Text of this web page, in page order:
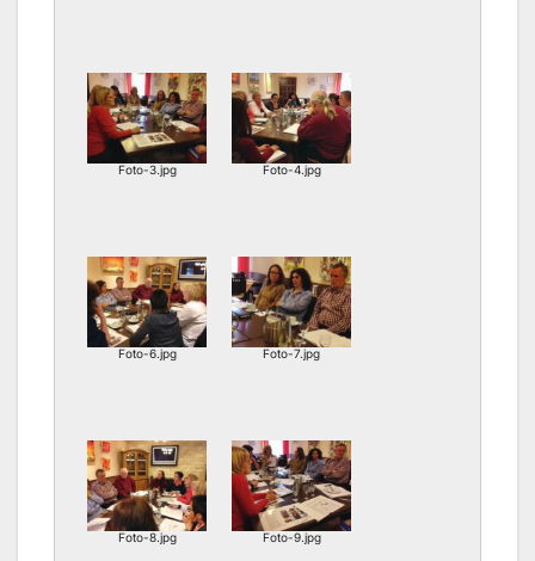
Foto-3.jpg Foto-4.jpg
Foto-6.jpg Foto-7.jpg
Foto-8.jpg Foto-9.jpg